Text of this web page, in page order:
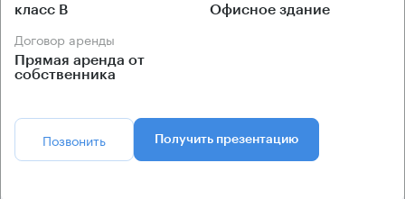
класс B Офисное здание
Договор аренды
Прямая аренда от
собственника
Позвонить Получить презентацию